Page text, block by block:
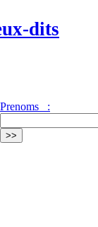
dits
Prenoms :